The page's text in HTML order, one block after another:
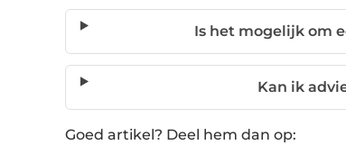
Is het mogelijk om
Kan ik
Goed artikel? Deel hem dan op: